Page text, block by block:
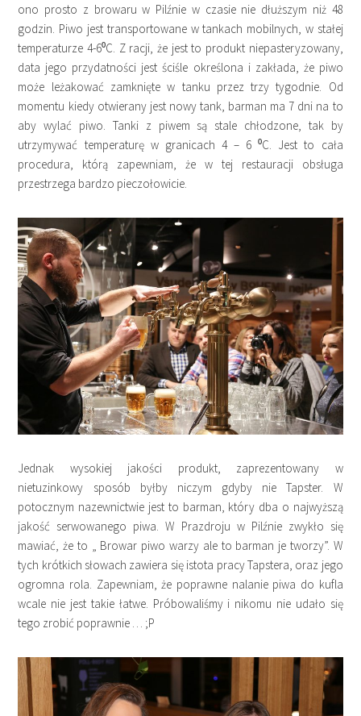
ono prosto z browaru w Pilźnie w czasie nie dłuższym niż 48
godzin. Piwo jest transportowane w tankach mobilnych, w stałej
temperaturze 4-6⁰C. Z racji, że jest to produkt niepasteryzowany,
data jego przydatności jest ściśle określona i zakłada, że piwo
może leżakować zamknięte w tanku przez trzy tygodnie. Od
momentu kiedy otwierany jest nowy tank, barman ma 7 dni na to
aby wylać piwo. Tanki z piwem są stale chłodzone, tak by
utrzymywać temperaturę w granicach 4 – 6 ⁰C. Jest to cała
procedura, którą zapewniam, że w tej restauracji obsługa
przestrzega bardzo pieczołowicie.
Jednak wysokiej jakości produkt, zaprezentowany w
nietuzinkowy sposób byłby niczym gdyby nie Tapster. W
potocznym nazewnictwie jest to barman, który dba o najwyższą
jakość serwowanego piwa. W Prazdroju w Pilźnie zwykło się
mawiać, że to „ Browar piwo warzy ale to barman je tworzy”. W
tych krótkich słowach zawiera się istota pracy Tapstera, oraz jego
ogromna rola. Zapewniam, że poprawne nalanie piwa do kufla
wcale nie jest takie łatwe. Próbowaliśmy i nikomu nie udało się
tego zrobić poprawnie … ;P